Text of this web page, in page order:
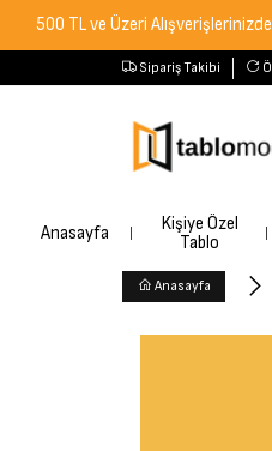
ve Üzeri Alışverişlerinizde Ücretsiz
Sipariş Takibi
Anasayfa
Kişiye Özel
Tablo
Anasayfa